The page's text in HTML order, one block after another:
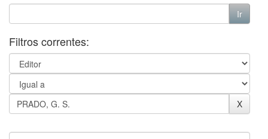
Filtros correntes: